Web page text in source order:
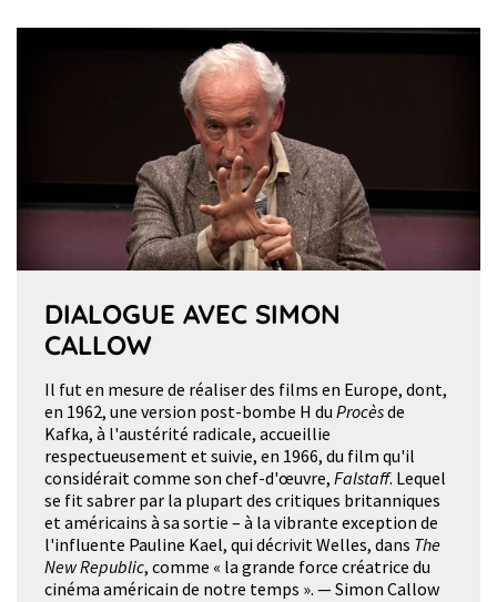
DIALOGUE AVEC SIMON
CALLOW
Il fut en mesure de réaliser des films en Europe, dont,
en 1962, une version post-bombe H du Procèsde
Kafka, à l'austérité radicale, accueillie
respectueusement et suivie, en 1966, du film qu'il
considérait comme son chef-d'œuvre, Falstaff. Lequel
se fit sabrer par la plupart des critiques britanniques
et américains à sa sortie – à la vibrante exception de
l'influente Pauline Kael, qui décrivit Welles, dans The
New Republic, comme « la grande force créatrice du
cinéma américain de notre temps ». — Simon Callow